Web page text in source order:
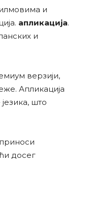
и
апликација.
и
верзији,
Апликација
што
досег